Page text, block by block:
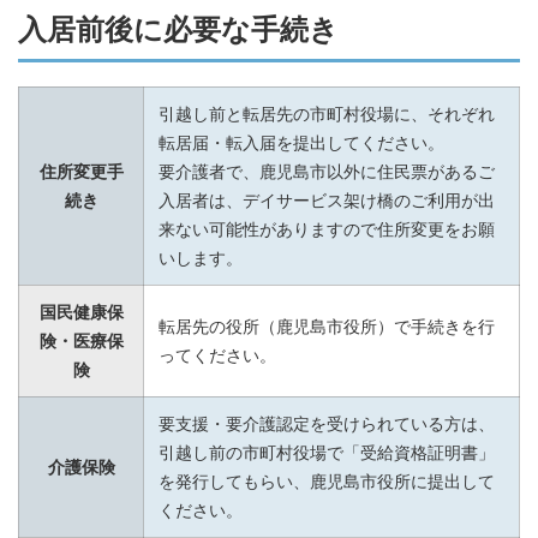
入居前後に必要な手続き
住所変更手
続き
引越し前と転居先の市町村役場に、それぞれ
転居届・転入届を提出してください。
要介護者で、鹿児島市以外に住民票があるご
入居者は、デイサービス架け橋のご利用が出
来ない可能性がありますので住所変更をお願
いします。
国民健康保
険・医療保
険
転居先の役所（鹿児島市役所）で手続きを行
ってください。
介護保険
要支援・要介護認定を受けられている方は、
引越し前の市町村役場で「受給資格証明書」
を発行してもらい、鹿児島市役所に提出して
ください。